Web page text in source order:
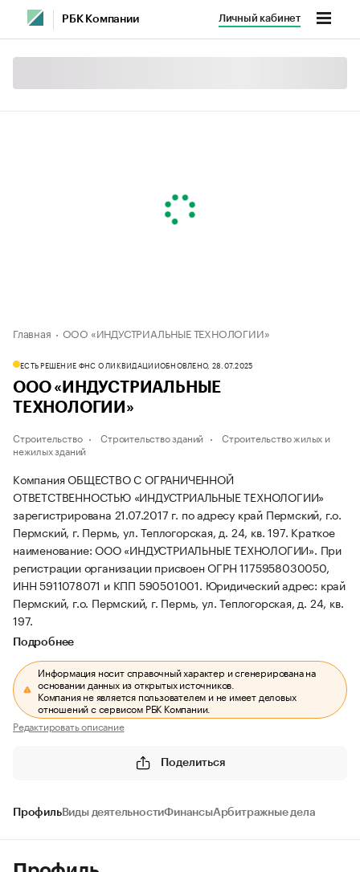
РБК Компании Личный кабинет
Главная ООО «ИНДУСТРИАЛЬНЫЕ ТЕХНОЛОГИИ»
ЕСТЬ РЕШЕНИЕ ФНС О ЛИКВИДАЦИИОБНОВЛЕНО, 28.07.2025
ООО «ИНДУСТРИАЛЬНЫЕ
ТЕХНОЛОГИИ»
Строительство Строительство зданий
Строительство жилых и
нежилых зданий
Компания ОБЩЕСТВО С ОГРАНИЧЕННОЙ
ОТВЕТСТВЕННОСТЬЮ «ИНДУСТРИАЛЬНЫЕ ТЕХНОЛОГИИ»
зарегистрирована 21.07.2017 г. по адресу край Пермский, г.о.
Пермский, г. Пермь, ул. Теплогорская, д. 24, кв. 197. Краткое
наименование: ООО «ИНДУСТРИАЛЬНЫЕ ТЕХНОЛОГИИ». При
регистрации организации присвоен ОГРН 1175958030050,
ИНН 5911078071 и КПП 590501001. Юридический адрес: край
Пермский, г.о. Пермский, г. Пермь, ул. Теплогорская, д. 24, кв.
197.
Подробнее
Информация носит справочный характер и сгенерирована на
основании данных из открытых источников.
Компания не является пользователем и не имеет деловых
отношений с сервисом РБК Компании.
Редактировать описание
Поделиться
ПрофильВиды деятельностиФинансыАрбитражные дела